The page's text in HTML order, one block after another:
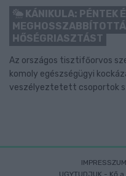
KÁNIKULA: PÉNTEK
HŐSÉGRIASZTÁST
Az országos tisztifőorvos
komoly egészségügyi
veszélyeztetett csoportok
IMPRESSZUM